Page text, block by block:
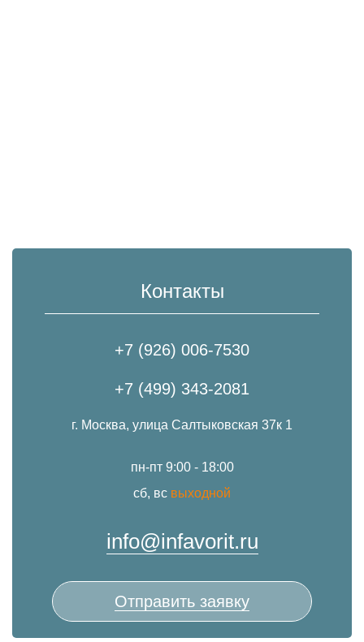
Контакты
+7 (926) 006-7530
+7 (499) 343-2081
г. Москва, улица Салтыковская 37к 1
пн-пт 9:00 - 18:00
сб, вс выходной
info@infavorit.ru
Отправить заявку